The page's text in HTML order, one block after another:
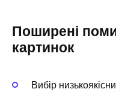
Поширені
картинок
Вибір